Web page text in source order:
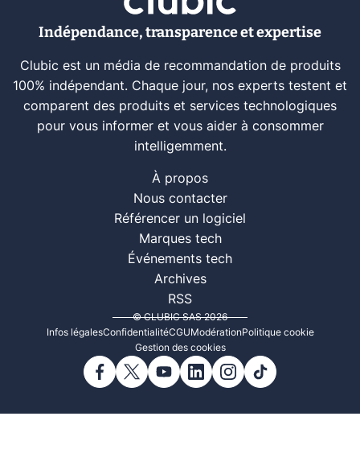
Indépendance, transparence et expertise
Clubic est un média de recommandation de produits
100% indépendant. Chaque jour, nos experts testent et
comparent des produits et services technologiques
pour vous informer et vous aider à consommer
intelligemment.
À propos
Nous contacter
Référencer un logiciel
Marques tech
Événements tech
Archives
RSS
© CLUBIC SAS 2026
Infos légalesConfidentialitéCGUModérationPolitique cookie
Gestion des cookies